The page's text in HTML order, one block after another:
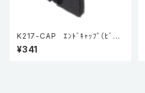
K217-CAP ｴﾝﾄﾞｷｬｯﾌﾟ（ﾋﾞｽ
付）ブラック
¥341